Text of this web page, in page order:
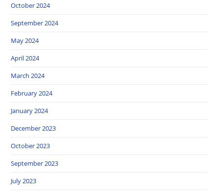
October 2024
September 2024
May 2024
April 2024
March 2024
February 2024
January 2024
December 2023
October 2023
September 2023
July 2023